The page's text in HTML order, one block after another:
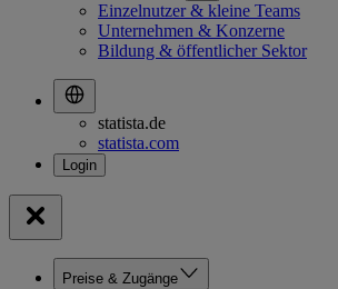
Einzelnutzer & kleine Teams
Unternehmen & Konzerne
Bildung & öffentlicher Sektor
statista.de
statista.com
Preise & Zugänge